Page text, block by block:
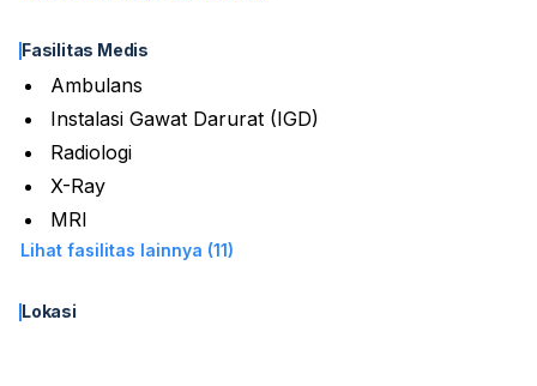
Fasilitas Medis
Ambulans
Instalasi Gawat Darurat (IGD)
Radiologi
X-Ray
MRI
Lihat fasilitas lainnya (11)
Lokasi